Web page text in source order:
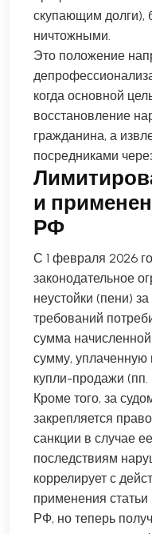
скупающим долги),
ничтожными.
Это положение
когда основной
восстановление
гражданина, а
посредниками
и
РФ
С 1 февраля 2026
законодательное
неустойки (пени)
требований
сумма
сумму, уплаченную
купли-продажи (пп.
Кроме того, за
закрепляется
санкции в случае
последствиям
коррелирует с
применения статьи
РФ, но теперь